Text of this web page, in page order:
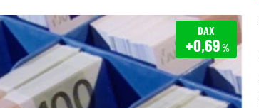
DAX
+0,69%